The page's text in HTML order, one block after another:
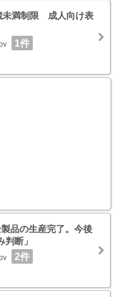
未満制限 成人向け表
1件
品の生産完了。今後
断」
2件